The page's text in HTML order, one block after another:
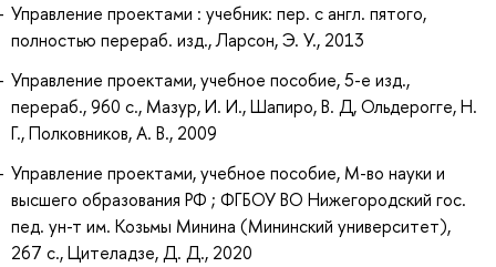
Управление проектами : учебник: пер. с англ. пятого,
полностью перераб. изд., Ларсон, Э. У., 2013
Управление проектами, учебное пособие, 5-е изд.,
перераб., 960 с., Мазур, И. И., Шапиро, В. Д, Ольдерогге, Н.
Г., Полковников, А. В., 2009
Управление проектами, учебное пособие, М-во науки и
высшего образования РФ ; ФГБОУ ВО Нижегородский гос.
пед. ун-т им. Козьмы Минина (Мининский университет),
267 с., Цителадзе, Д. Д., 2020